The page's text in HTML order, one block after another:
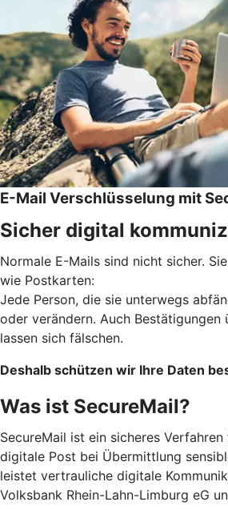
E-Mail Verschlüsselung mit
Sicher digital
Normale E-Mails sind nicht sicher.
wie Postkarten:
Jede Person, die sie unterwegs
oder verändern. Auch Bestätigungen
lassen sich fälschen.
Deshalb schützen wir Ihre Daten
Was ist SecureMail?
SecureMail ist ein sicheres
digitale Post bei Übermittlung
leistet vertrauliche digitale
Volksbank Rhein-Lahn-Limburg eG